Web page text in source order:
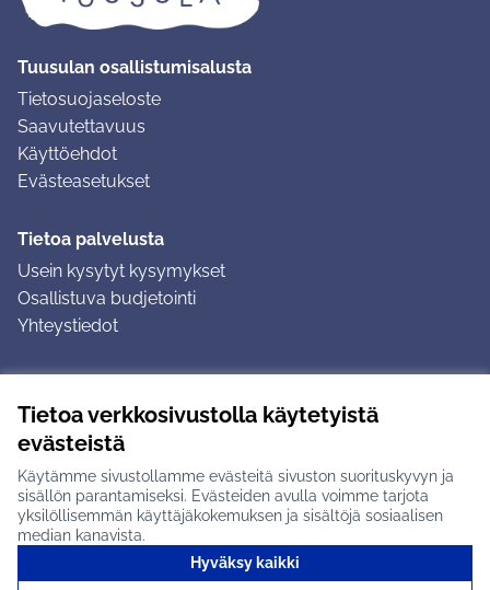
Tietoa verkkosivustolla käytetyistä
evästeistä
Käytämme sivustollamme evästeitä sivuston suorituskyvyn ja
sisällön parantamiseksi. Evästeiden avulla voimme tarjota
yksilöllisemmän käyttäjäkokemuksen ja sisältöjä sosiaalisen
median kanavista.
Hyväksy kaikki
Tuusulan osallistumisalusta
Tietosuojaseloste
Saavutettavuus
Käyttöehdot
Evästeasetukset
Tietoa palvelusta
Usein kysytyt kysymykset
Osallistuva budjetointi
Yhteystiedot
Ohjeet kirjautumiseen
Ohjeet kommentin jättämiseen
Tuusulan osallistumisalusta X-palvelussa